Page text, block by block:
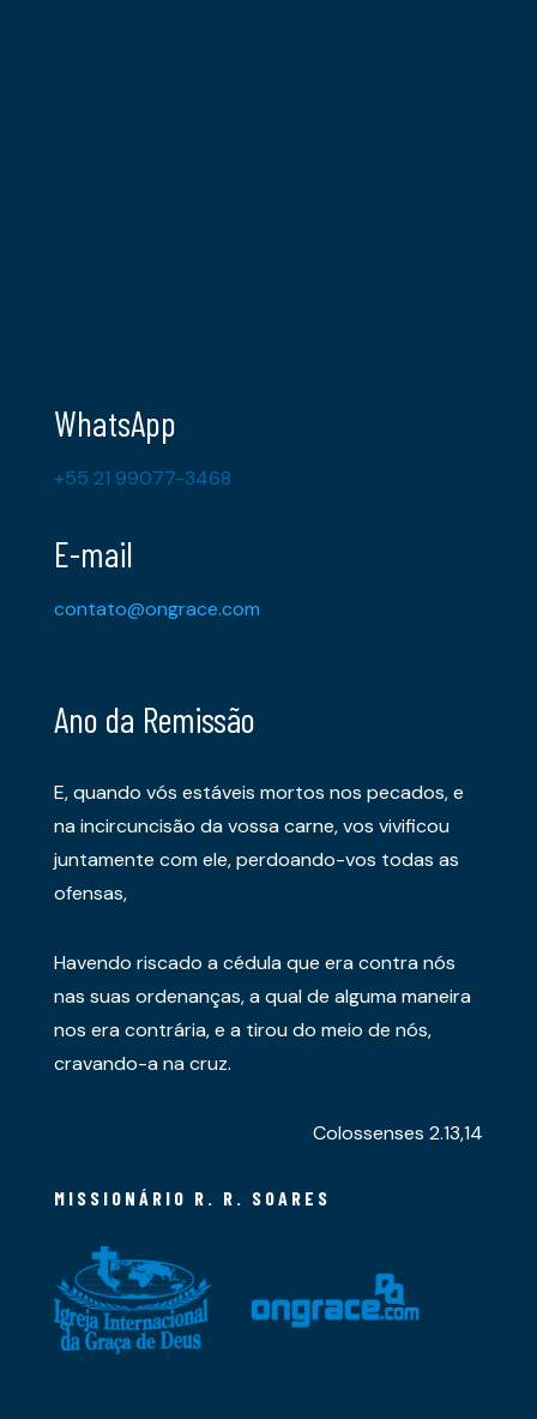
WhatsApp
+55 21 99077-3468
E-mail
contato@ongrace.com
Ano da Remissão
E, quando vós estáveis mortos nos pecados, e
na incircuncisão da vossa carne, vos vivificou
juntamente com ele, perdoando-vos todas as
ofensas,
Havendo riscado a cédula que era contra nós
nas suas ordenanças, a qual de alguma maneira
nos era contrária, e a tirou do meio de nós,
cravando-a na cruz.
Colossenses 2.13,14
MISSIONÁRIO R. R. SOARES